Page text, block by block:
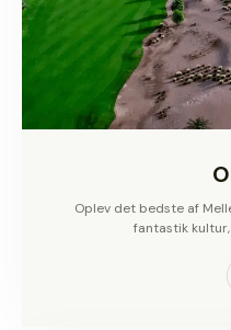
Oplev det bedste af
fantastik